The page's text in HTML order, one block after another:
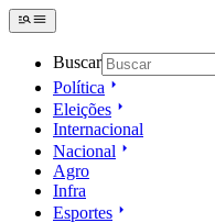
Buscar
Política
Eleições
Internacional
Nacional
Agro
Infra
Esportes